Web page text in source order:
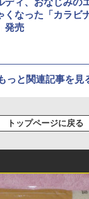
くなった「カラビ
発売
っと関連記事を見
トップページに戻る